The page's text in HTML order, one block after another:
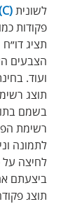
לשונית (C)
פקודות
תציג
הצבעים
ועוד.
תוצג
בשמם
רשימת
לתמונה
לחיצה על
ביצעתם
תוצג